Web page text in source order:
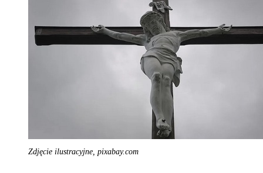
Zdjęcie ilustracyjne, pixabay.com